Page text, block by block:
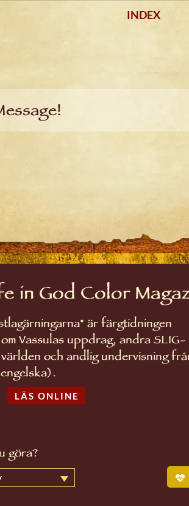
INDEX
in God Color
är färgtidningen
Vassulas uppdrag, andra SLIG-
och andlig undervisning
LÄS ONLINE
göra?